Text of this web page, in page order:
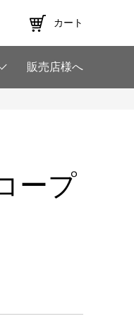
カート
販売店様へ
ープ